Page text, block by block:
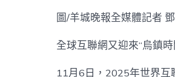
圖/羊城晚報全媒體記者
全球互聯網又迎來“烏鎮時
11月6日，2025年世界互